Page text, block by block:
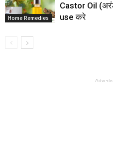
Home Remedies
Castor Oil
use करे
-